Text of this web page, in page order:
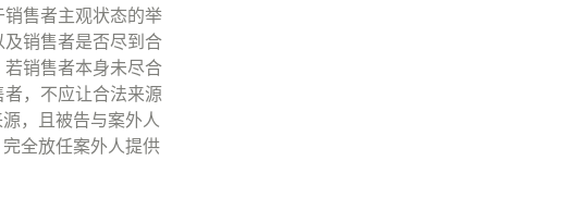
售者主观状态的举
销售者是否尽到合
销售者本身未尽合
，不应让合法来源
，且被告与案外人
全放任案外人提供